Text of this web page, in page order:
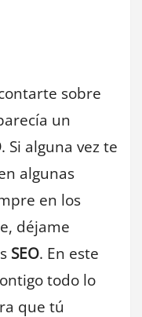
sobre
un
. Si alguna vez te
algunas
en los
déjame
SEO. En este
todo lo
que tú